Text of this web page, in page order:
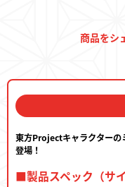
商品をシ
東方Projectキャラクターの
登場！
■製品スペック（サ